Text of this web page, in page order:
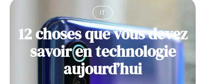
IT
12 choses que vous devez
savoir en technologie
aujourd’hui